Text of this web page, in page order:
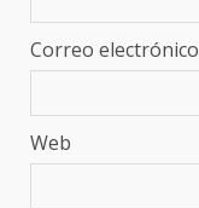
Correo electrónico
Web